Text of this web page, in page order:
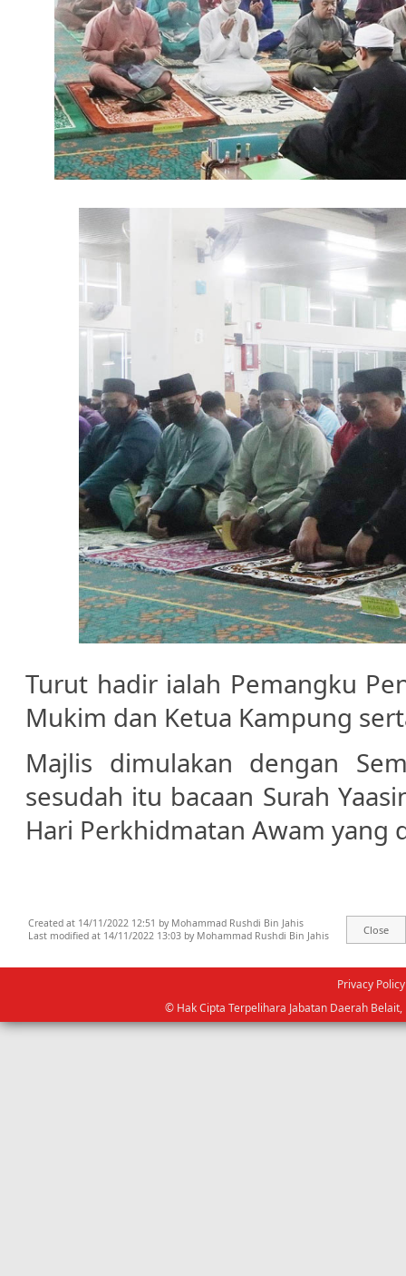
Turut hadir ialah Pemangku
Mukim dan Ketua Kampung
Majlis dimulakan dengan
sesudah itu bacaan Surah
Hari Perkhidmatan Awam yang
Created at 14/11/2022 12:51 by Mohammad Rushdi Bin Jahis
Last modified at 14/11/2022 13:03 by Mohammad Rushdi Bin Jahis
Privacy Policy
© Hak Cipta Terpelihara Jabatan Daerah